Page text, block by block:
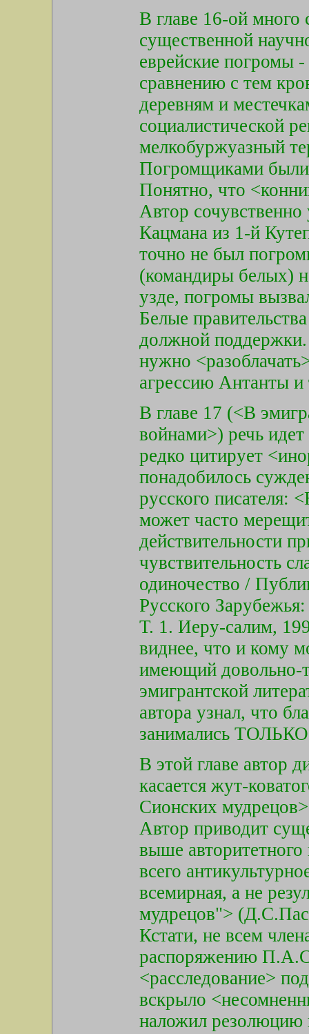
В главе 16-ой много
существенной
еврейские погромы -
сравнению с тем
деревням и
социалистической
мелкобуржуазный
Погромщиками были
Понятно, что
Автор сочувственно
Кацмана из 1-й
точно не был
(командиры белых)
узде, погромы
Белые
должной
нужно
агрессию Антанты
В главе 17 (<В
войнами>) речь
редко цитирует
понадобилось
русского писателя:
может часто
действительности
чувствительность
одиночество /
Русского
Т. 1. Иеру-салим,
виднее, что и кому
имеющий довольно-
эмигрантской
автора узнал, что
занимались ТОЛЬКО
В этой главе автор
касается жут-
Сионских
Автор приводит
выше
всего
всемирная, а не
мудрецов">
Кстати, не всем
распоряжению
<расследование>
вскрыло
наложил резолюцию